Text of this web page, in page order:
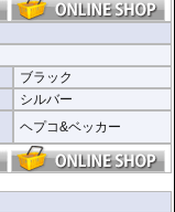
ブラック
シルバー
ヘプコ&ベッカー